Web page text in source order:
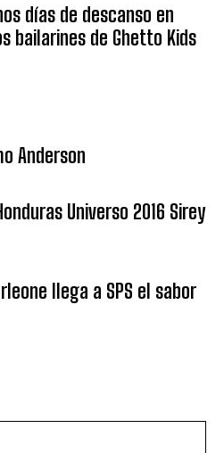
días de descanso en
bailarines de Ghetto Kids
Anderson
Universo 2016 Sirey
llega a SPS el sabor